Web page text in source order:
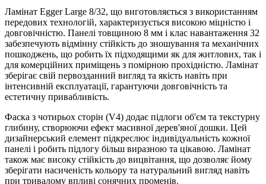
Ламінат Egger Large 8/32, що виготовляється з використанням
передових технологій, характеризується високою міцністю і
довговічністю. Панелі товщиною 8 мм і клас навантаження 32
забезпечують відмінну стійкість до зношування та механічних
пошкоджень, що робить їх підходящими як для житлових, так і
для комерційних приміщень з помірною прохідністю. Ламінат
зберігає свій первозданний вигляд та якість навіть при
інтенсивній експлуатації, гарантуючи довговічність та
естетичну привабливість.
Фаска з чотирьох сторін (V4) додає підлоги об'єм та текстурну
глибину, створюючи ефект масивної дерев'яної дошки. Цей
дизайнерський елемент підкреслює індивідуальність кожної
панелі і робить підлогу більш виразною та цікавою. Ламінат
також має високу стійкість до вицвітання, що дозволяє йому
зберігати насиченість кольору та натуральний вигляд навіть
при тривалому впливі сонячних променів.